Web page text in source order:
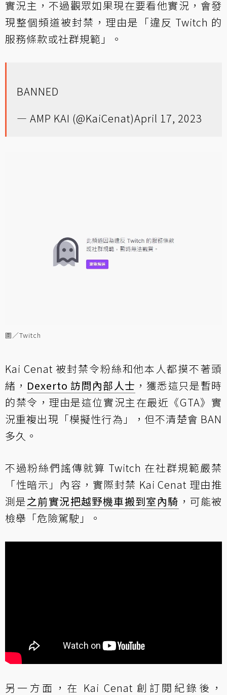
實況主，不過觀眾如果現在要看他實況，會發
現整個頻道被封禁，理由是「違反 Twitch 的
服務條款或社群規範」。
BANNED
— AMP KAI (@KaiCenat)April 17, 2023
圖／Twitch
Kai Cenat 被封禁令粉絲和他本人都摸不著頭
緒， Dexerto 訪問內部人士 ，獲悉這只是暫時
的禁令，理由是這位實況主在最近《GTA》實
況重複出現「模擬性行為」，但不清楚會 BAN
多久。
不過粉絲們謠傳就算 Twitch 在社群規範嚴禁
「性暗示」內容，實際封禁 Kai Cenat 理由推
測是之前實況把越野機車搬到室內騎 ，可能被
檢舉「危險駕駛」。
另一方面，在 Kai Cenat 創訂閱紀錄後，